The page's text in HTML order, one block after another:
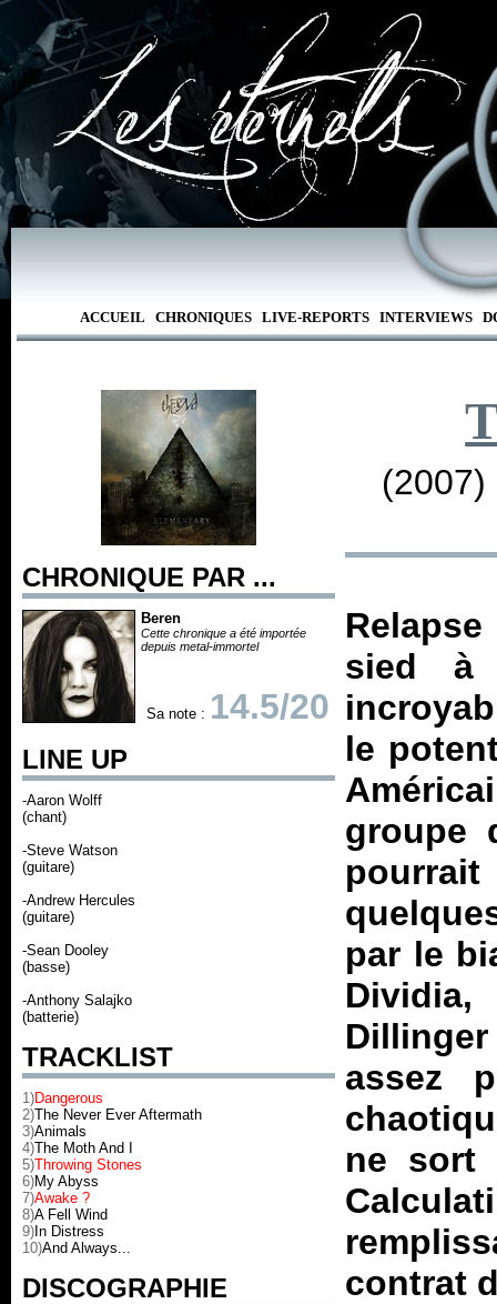
ACCUEIL CHRONIQUES LIVE-REPORTS INTERVIEWS
CHRONIQUE PAR ...
Beren
Cette chronique a été importée
depuis metal-immortel
Sa note : 14.5/20
LINE UP
-Aaron Wolff
(chant)
-Steve Watson
(guitare)
-Andrew Hercules
(guitare)
-Sean Dooley
(basse)
-Anthony Salajko
(batterie)
TRACKLIST
1)Dangerous
2)The Never Ever Aftermath
3)Animals
4)The Moth And I
5)Throwing Stones
6)My Abyss
7)Awake ?
8)A Fell Wind
9) In Distress
10)And Always...
DISCOGRAPHIE
sied à
le
groupe
par le
Dividia,
assez
ne sort
contrat